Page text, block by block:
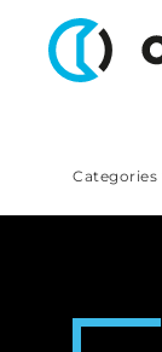
Categories